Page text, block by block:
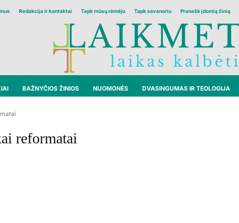
Redakcija ir kontaktai Tapk mūsų rėmėju Tapk savanoriu Pranešk įdomią žinią
BAŽNYČIOS ŽINIOS NUOMONĖS DVASINGUMAS IR TEOLOGIJA
reformatai